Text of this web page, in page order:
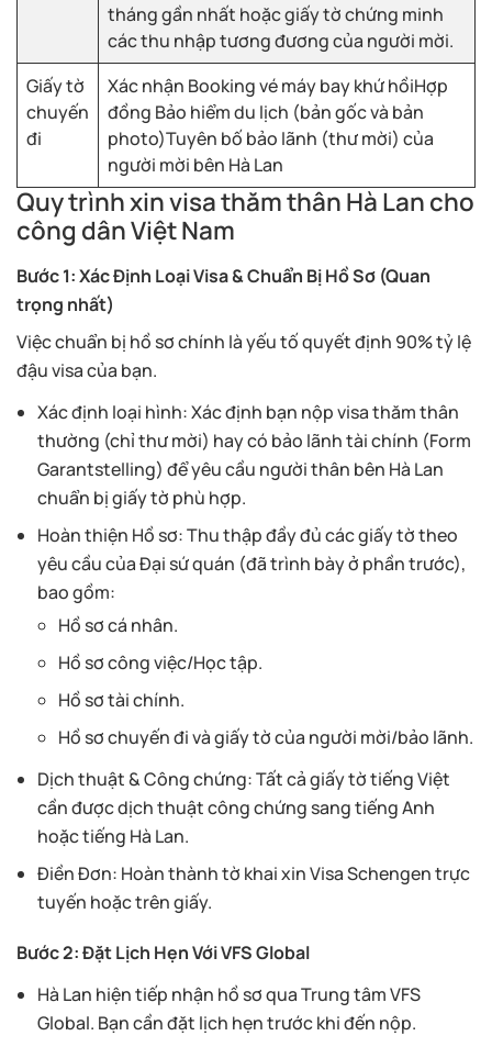
tháng gần nhất hoặc giấy tờ chứng minh
các thu nhập tương đương của người mời.
Giấy tờ
chuyến
đi
Xác nhận Booking vé máy bay khứ hồiHợp
đồng Bảo hiểm du lịch (bản gốc và bản
photo)Tuyên bố bảo lãnh (thư mời) của
người mời bên Hà Lan
Quy trình xin visa thăm thân Hà Lan cho
công dân Việt Nam
Bước 1: Xác Định Loại Visa & Chuẩn Bị Hồ Sơ (Quan
trọng nhất)
Việc chuẩn bị hồ sơ chính là yếu tố quyết định 90% tỷ lệ
đậu visa của bạn.
Xác định loại hình: Xác định bạn nộp visa thăm thân
thường (chỉ thư mời) hay có bảo lãnh tài chính (Form
Garantstelling) để yêu cầu người thân bên Hà Lan
chuẩn bị giấy tờ phù hợp.
Hoàn thiện Hồ sơ: Thu thập đầy đủ các giấy tờ theo
yêu cầu của Đại sứ quán (đã trình bày ở phần trước),
bao gồm:
Hồ sơ cá nhân.
Hồ sơ công việc/Học tập.
Hồ sơ tài chính.
Hồ sơ chuyến đi và giấy tờ của người mời/bảo lãnh.
Dịch thuật & Công chứng: Tất cả giấy tờ tiếng Việt
cần được dịch thuật công chứng sang tiếng Anh
hoặc tiếng Hà Lan.
Điền Đơn: Hoàn thành tờ khai xin Visa Schengen trực
tuyến hoặc trên giấy.
Bước 2: Đặt Lịch Hẹn Với VFS Global
Hà Lan hiện tiếp nhận hồ sơ qua Trung tâm VFS
Global. Bạn cần đặt lịch hẹn trước khi đến nộp.